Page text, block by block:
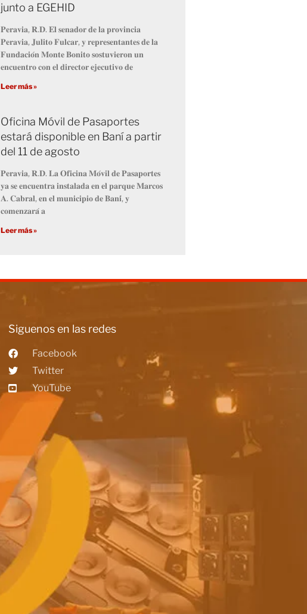
junto a EGEHID
𝐏𝐞𝐫𝐚𝐯𝐢𝐚, 𝐑.𝐃. 𝐄𝐥 𝐬𝐞𝐧𝐚𝐝𝐨𝐫 𝐝𝐞 𝐥𝐚 𝐩𝐫𝐨𝐯𝐢𝐧𝐜𝐢𝐚
𝐏𝐞𝐫𝐚𝐯𝐢𝐚, 𝐉𝐮𝐥𝐢𝐭𝐨 𝐅𝐮𝐥𝐜𝐚𝐫, 𝐲 𝐫𝐞𝐩𝐫𝐞𝐬𝐞𝐧𝐭𝐚𝐧𝐭𝐞𝐬 𝐝𝐞 𝐥𝐚
𝐅𝐮𝐧𝐝𝐚𝐜𝐢𝐨́𝐧 𝐌𝐨𝐧𝐭𝐞 𝐁𝐨𝐧𝐢𝐭𝐨 𝐬𝐨𝐬𝐭𝐮𝐯𝐢𝐞𝐫𝐨𝐧 𝐮𝐧
𝐞𝐧𝐜𝐮𝐞𝐧𝐭𝐫𝐨 𝐜𝐨𝐧 𝐞𝐥 𝐝𝐢𝐫𝐞𝐜𝐭𝐨𝐫 𝐞𝐣𝐞𝐜𝐮𝐭𝐢𝐯𝐨 𝐝𝐞
Leer más »
Oficina Móvil de Pasaportes
estará disponible en Baní a partir
del 11 de agosto
𝐏𝐞𝐫𝐚𝐯𝐢𝐚, 𝐑.𝐃. 𝐋𝐚 𝐎𝐟𝐢𝐜𝐢𝐧𝐚 𝐌𝐨́𝐯𝐢𝐥 𝐝𝐞 𝐏𝐚𝐬𝐚𝐩𝐨𝐫𝐭𝐞𝐬
𝐲𝐚 𝐬𝐞 𝐞𝐧𝐜𝐮𝐞𝐧𝐭𝐫𝐚 𝐢𝐧𝐬𝐭𝐚𝐥𝐚𝐝𝐚 𝐞𝐧 𝐞𝐥 𝐩𝐚𝐫𝐪𝐮𝐞 𝐌𝐚𝐫𝐜𝐨𝐬
𝐀. 𝐂𝐚𝐛𝐫𝐚𝐥, 𝐞𝐧 𝐞𝐥 𝐦𝐮𝐧𝐢𝐜𝐢𝐩𝐢𝐨 𝐝𝐞 𝐁𝐚𝐧𝐢́, 𝐲
𝐜𝐨𝐦𝐞𝐧𝐳𝐚𝐫𝐚́ 𝐚
Leer más »
Siguenos en las redes
Facebook
Twitter
YouTube